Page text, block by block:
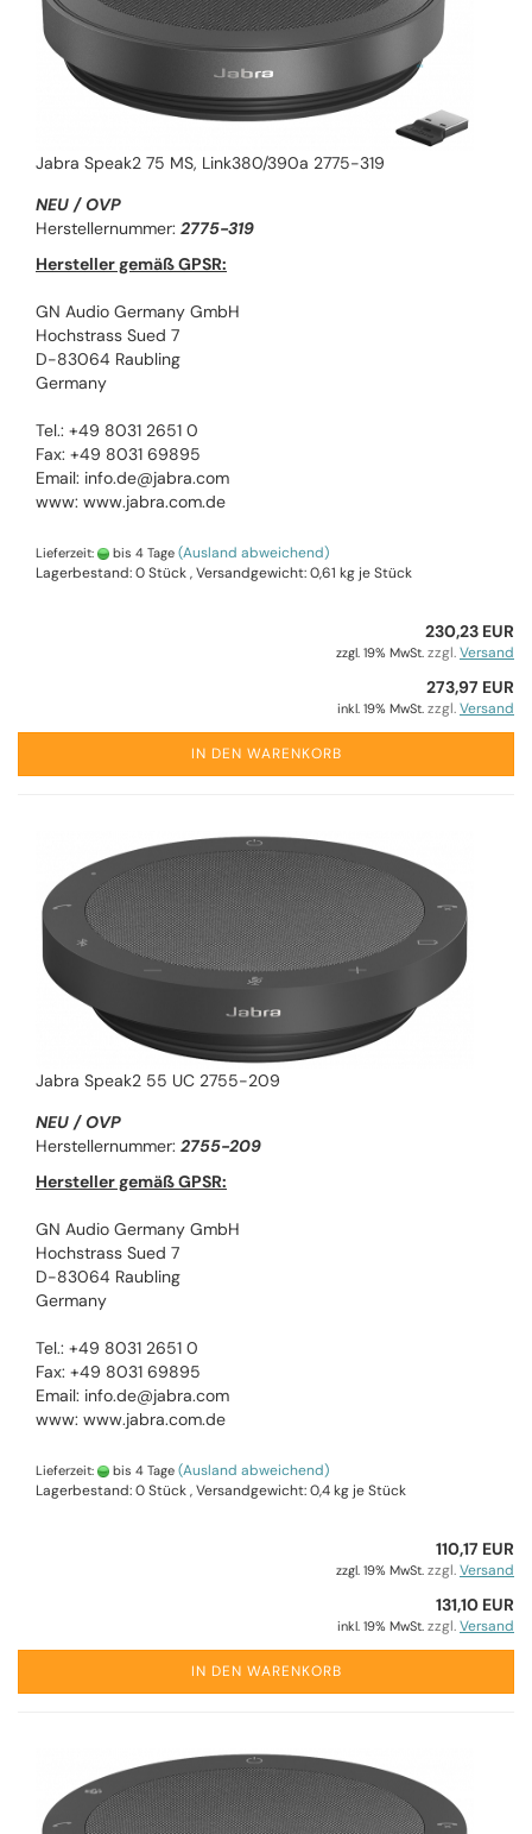
Jabra Speak2 75 MS, Link380/390a 2775-319
NEU / OVP
Herstellernummer: 2775-319
Hersteller gemäß GPSR:
GN Audio Germany GmbH
Hochstrass Sued 7
D-83064 Raubling
Germany
Tel.: +49 8031 2651 0
Fax: +49 8031 69895
Email: info.de@jabra.com
www: www.jabra.com.de
Lieferzeit: bis 4 Tage (Ausland abweichend)
Lagerbestand: 0 Stück , Versandgewicht:0,61 kg je Stück
230,23 EUR
zzgl. 19% MwSt. zzgl.Versand
273,97 EUR
inkl. 19% MwSt. zzgl.Versand
IN DEN WARENKORB
Jabra Speak2 55 UC 2755-209
NEU / OVP
Herstellernummer: 2755-209
Hersteller gemäß GPSR:
GN Audio Germany GmbH
Hochstrass Sued 7
D-83064 Raubling
Germany
Tel.: +49 8031 2651 0
Fax: +49 8031 69895
Email: info.de@jabra.com
www: www.jabra.com.de
Lieferzeit: bis 4 Tage (Ausland abweichend)
Lagerbestand: 0 Stück , Versandgewicht:0,4kg je Stück
110,17 EUR
zzgl. 19% MwSt. zzgl.Versand
131,10 EUR
inkl. 19% MwSt. zzgl.Versand
IN DEN WARENKORB